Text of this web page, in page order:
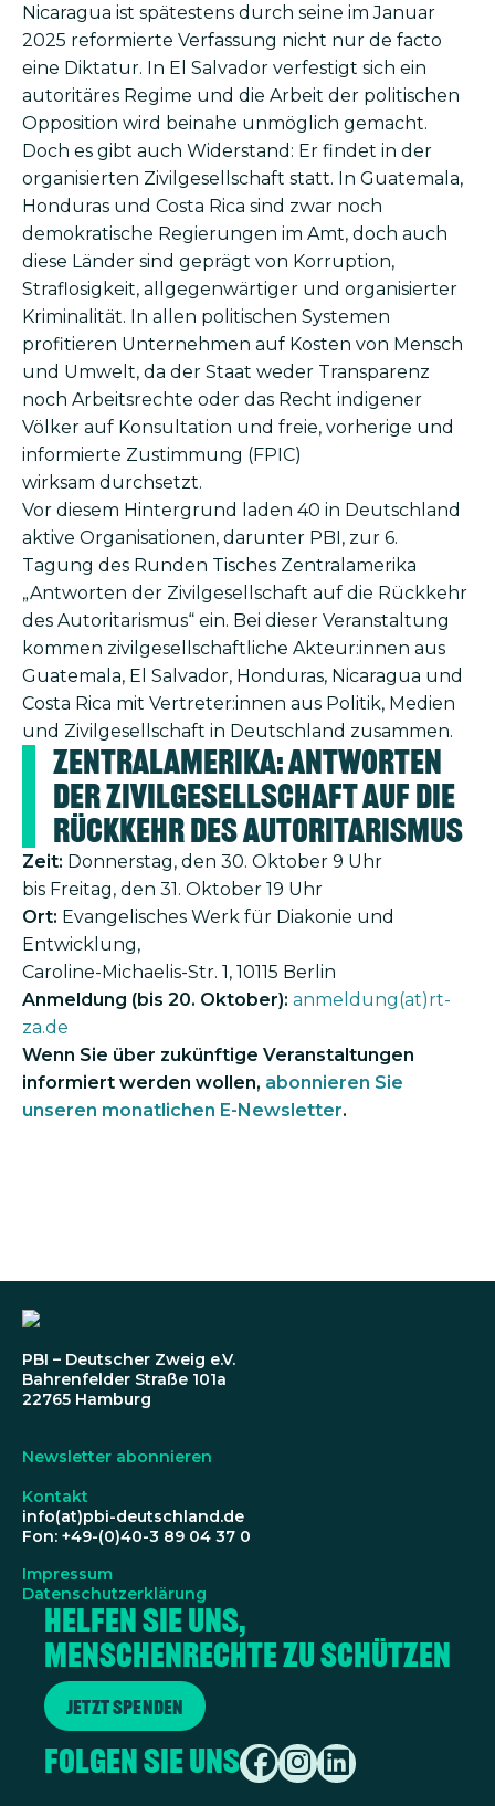
Nicaragua ist spätestens durch seine im Januar
2025 reformierte Verfassung nicht nur de facto
eine Diktatur. In El Salvador verfestigt sich ein
autoritäres Regime und die Arbeit der politischen
Opposition wird beinahe unmöglich gemacht.
Doch es gibt auch Widerstand: Er findet in der
organisierten Zivilgesellschaft statt. In Guatemala,
Honduras und Costa Rica sind zwar noch
demokratische Regierungen im Amt, doch auch
diese Länder sind geprägt von Korruption,
Straflosigkeit, allgegenwärtiger und organisierter
Kriminalität. In allen politischen Systemen
profitieren Unternehmen auf Kosten von Mensch
und Umwelt, da der Staat weder Transparenz
noch Arbeitsrechte oder das Recht indigener
Völker auf Konsultation und freie, vorherige und
informierte Zustimmung (FPIC)
wirksam durchsetzt.
Vor diesem Hintergrund laden 40 in Deutschland
aktive Organisationen, darunter PBI, zur 6.
Tagung des Runden Tisches Zentralamerika
„Antworten der Zivilgesellschaft auf die Rückkehr
des Autoritarismus“ ein. Bei dieser Veranstaltung
kommen zivilgesellschaftliche Akteur:innen aus
Guatemala, El Salvador, Honduras, Nicaragua und
Costa Rica mit Vertreter:innen aus Politik, Medien
und Zivilgesellschaft in Deutschland zusammen.
Zentralamerika: Antworten
der Zivilgesellschaft auf die
Rückkehr des Autoritarismus
Zeit: Donnerstag, den 30. Oktober 9 Uhr
bis Freitag, den 31. Oktober 19 Uhr
Ort: Evangelisches Werk für Diakonie und
Entwicklung,
Caroline-Michaelis-Str. 1, 10115 Berlin
Anmeldung (bis 20. Oktober): anmeldung(at)rt-
za.de
Wenn Sie über zukünftige Veranstaltungen
informiert werden wollen, abonnieren Sie
unseren monatlichen E-Newsletter.
PBI – Deutscher Zweig e.V.
Bahrenfelder Straße 101a
22765 Hamburg
Newsletter abonnieren
Kontakt
info(at)pbi-deutschland.de
Fon: +49-(0)40-3 89 04 37 0
Impressum
Datenschutzerklärung
Helfen Sie uns,
Menschenrechte zu schützen
Jetzt spenden
Folgen Sie uns